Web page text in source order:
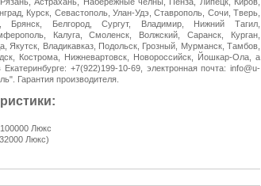
Курск, Севастополь, Улан-Удэ, Ставрополь, Сочи, Тверь,
Брянск, Белгород, Сургут, Владимир, Нижний Тагил,
Калуга, Смоленск, Волжский, Саранск, Курган,
Якутск, Владикавказ, Подольск, Грозный, Мурманск, Тамбов,
Кострома, Нижневартовск, Новороссийск, Йошкар-Ола, а
+7(922)199-10-69, электронная почта: info@u-
Гарантия производителя.
Люкс
Люкс)